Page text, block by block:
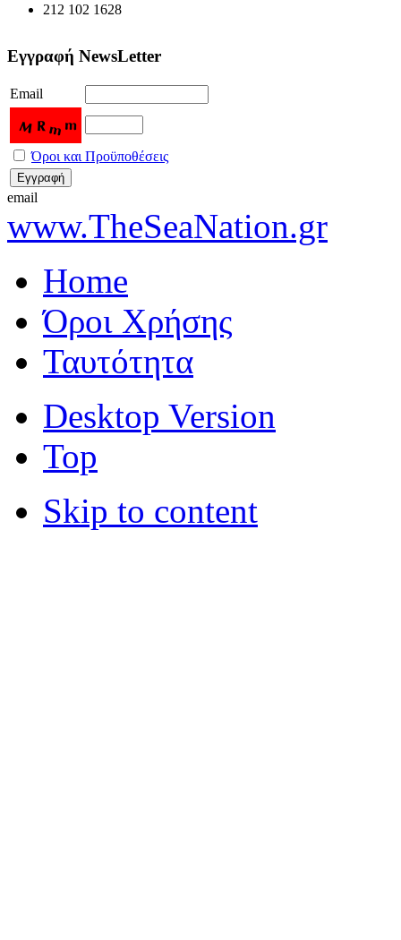
212 102 1628
Εγγραφή NewsLetter
Email
Όροι και Προϋποθέσεις
email
www.TheSeaNation.gr
Home
Όροι Χρήσης
Ταυτότητα
Desktop Version
Top
Skip to content